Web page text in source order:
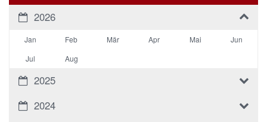
2026
Jan Feb Mär Apr Mai
Jun
Jul
Aug
2025
2024